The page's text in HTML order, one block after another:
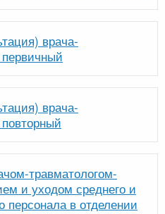
врача-
врача-
травматологом-
и уходом среднего и
персонала в отделении